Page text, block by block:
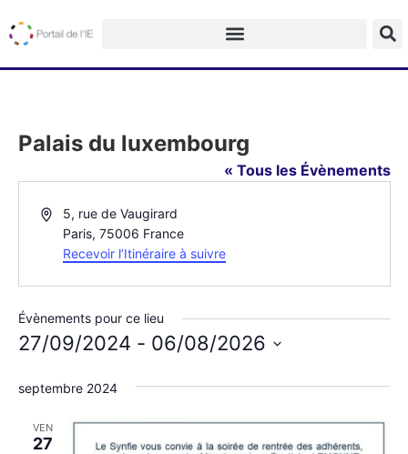
Palais du luxembourg
« Tous les Évènements
Adresse5, rue de Vaugirard
Paris, 75006 France
Recevoir l’Itinéraire à suivre
Évènements pour ce lieu
27/09/2024 - 06/08/2026
une
date.
septembre 2024
VEN
27